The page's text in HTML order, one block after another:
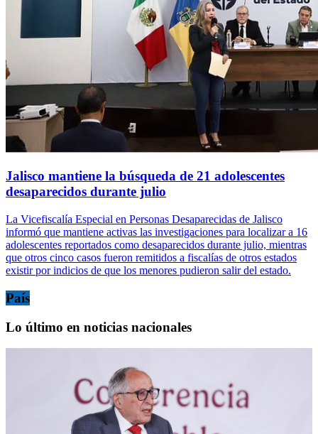
Jalisco mantiene la búsqueda de 21 adolescentes
desaparecidos durante julio
La Vicefiscalía Especial en Personas Desaparecidas de Jalisco
informó que mantiene activas las investigaciones para localizar a 16
adolescentes reportados como desaparecidos durante julio, mientras
que otros cinco casos fueron remitidos a fiscalías de otros estados
existir por indicios de que los menores pudieron salir del estado.
País
Lo último en noticias nacionales